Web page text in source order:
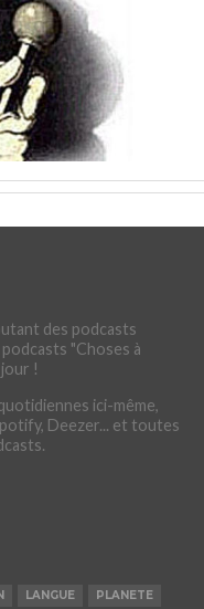
des podcasts
"Choses à
!
ici-même,
Deezer... et toutes
LANGUE
PLANETE